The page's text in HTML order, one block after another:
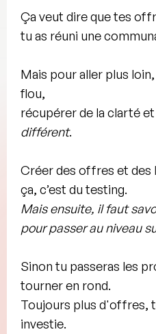
Ça veut dire que tes
tu as réuni une
Mais pour aller plus
flou,
récupérer de la clartéet
différent.
Créer des offres et des
ça, c’est du testing.
Mais ensuite, il faut
pour passer au niveau
Sinon tu passeras les
tourner en rond.
Toujours plus d'offres,
investie.